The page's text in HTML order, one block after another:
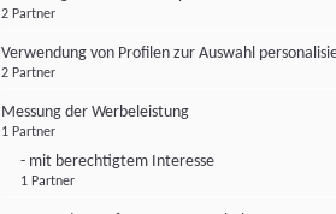
2 Partner
Verwendung von Profilen zur Auswahl
2 Partner
Messung der Werbeleistung
1 Partner
- mit berechtigtem Interesse
1 Partner